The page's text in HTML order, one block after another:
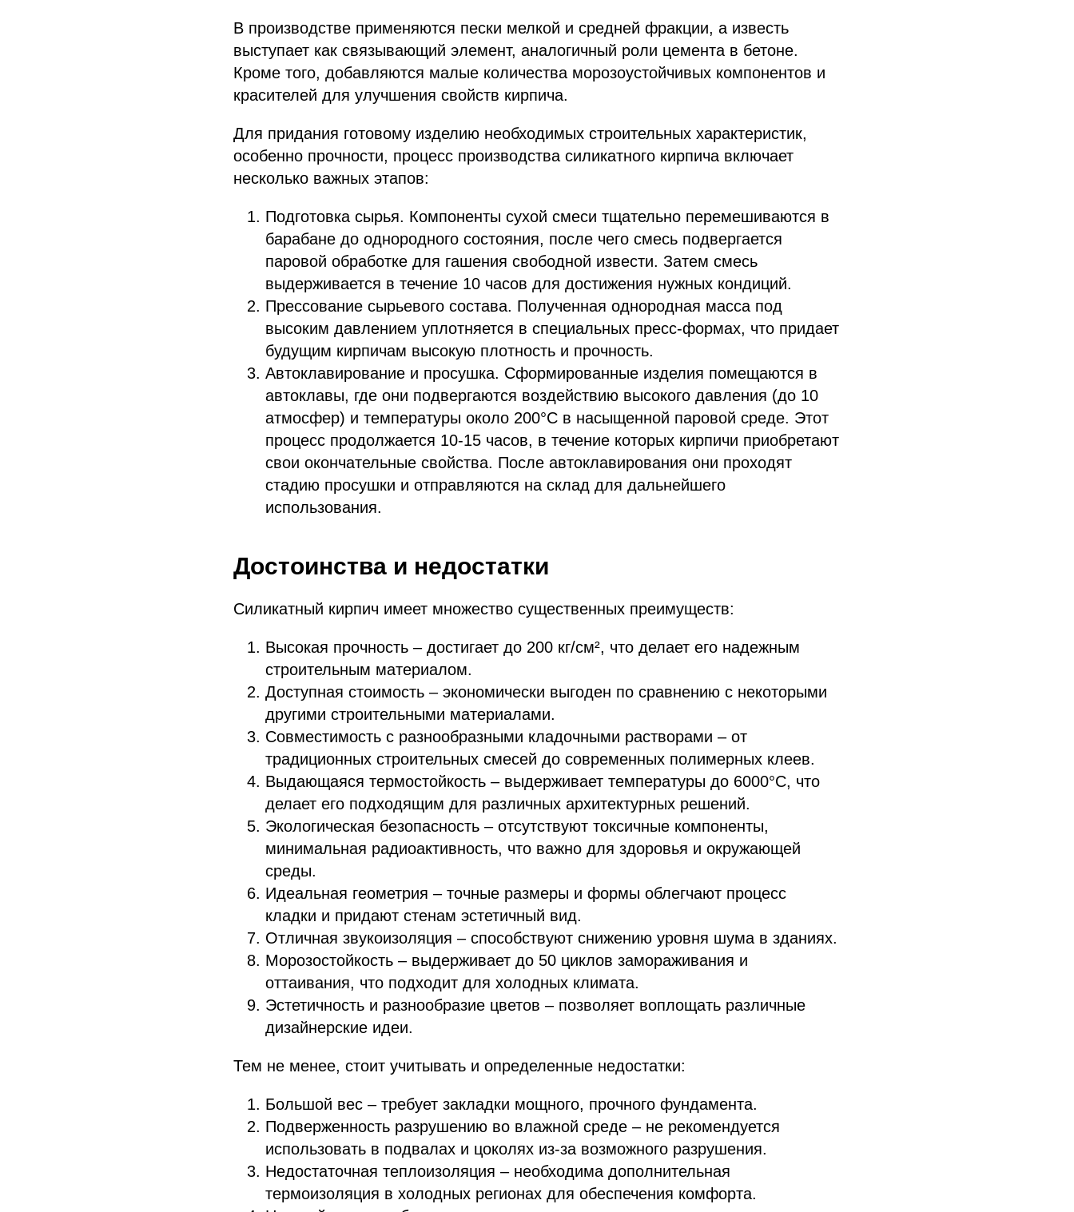
В производстве применяются пески мелкой и средней фракции, а известь
выступает как связывающий элемент, аналогичный роли цемента в бетоне.
Кроме того, добавляются малые количества морозоустойчивых компонентов и
красителей для улучшения свойств кирпича.
Для придания готовому изделию необходимых строительных характеристик,
особенно прочности, процесс производства силикатного кирпича включает
несколько важных этапов:
Подготовка сырья. Компоненты сухой смеси тщательно перемешиваются в
барабане до однородного состояния, после чего смесь подвергается
паровой обработке для гашения свободной извести. Затем смесь
выдерживается в течение 10 часов для достижения нужных кондиций.
Прессование сырьевого состава. Полученная однородная масса под
высоким давлением уплотняется в специальных пресс-формах, что придает
будущим кирпичам высокую плотность и прочность.
Автоклавирование и просушка. Сформированные изделия помещаются в
автоклавы, где они подвергаются воздействию высокого давления (до 10
атмосфер) и температуры около 200°C в насыщенной паровой среде. Этот
процесс продолжается 10-15 часов, в течение которых кирпичи приобретают
свои окончательные свойства. После автоклавирования они проходят
стадию просушки и отправляются на склад для дальнейшего
использования.
Достоинства и недостатки
Силикатный кирпич имеет множество существенных преимуществ:
Высокая прочность – достигает до 200 кг/см², что делает его надежным
строительным материалом.
Доступная стоимость – экономически выгоден по сравнению с некоторыми
другими строительными материалами.
Совместимость с разнообразными кладочными растворами – от
традиционных строительных смесей до современных полимерных клеев.
Выдающаяся термостойкость – выдерживает температуры до 6000°C, что
делает его подходящим для различных архитектурных решений.
Экологическая безопасность – отсутствуют токсичные компоненты,
минимальная радиоактивность, что важно для здоровья и окружающей
среды.
Идеальная геометрия – точные размеры и формы облегчают процесс
кладки и придают стенам эстетичный вид.
Отличная звукоизоляция – способствуют снижению уровня шума в зданиях.
Морозостойкость – выдерживает до 50 циклов замораживания и
оттаивания, что подходит для холодных климата.
Эстетичность и разнообразие цветов – позволяет воплощать различные
дизайнерские идеи.
Тем не менее, стоит учитывать и определенные недостатки:
Большой вес – требует закладки мощного, прочного фундамента.
Подверженность разрушению во влажной среде – не рекомендуется
использовать в подвалах и цоколях из-за возможного разрушения.
Недостаточная теплоизоляция – необходима дополнительная
термоизоляция в холодных регионах для обеспечения комфорта.